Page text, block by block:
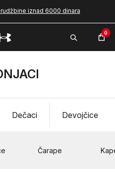
iznad 6000 dinara
0
Devojčice
Dečaci
Čarape